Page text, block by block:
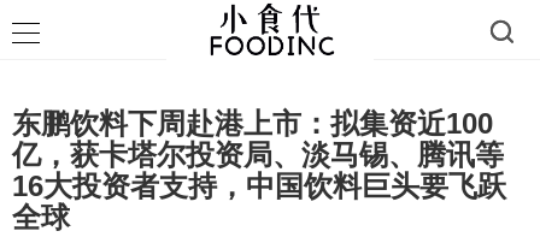
东鹏饮料下周赴港上市：拟集资近100
亿，获卡塔尔投资局、淡马锡、腾讯等
16大投资者支持，中国饮料巨头要飞跃
全球